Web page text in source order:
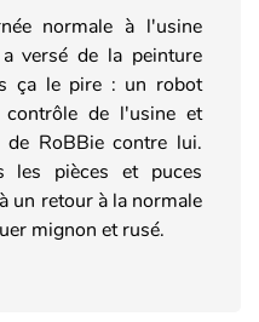
normale à l'usine
versé de la peinture
ça le pire : un robot
de l'usine et
RoBBie contre lui.
les pièces et puces
un retour à la normale
mignon et rusé.